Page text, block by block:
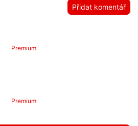
Přidat komentář
Premium
Premium